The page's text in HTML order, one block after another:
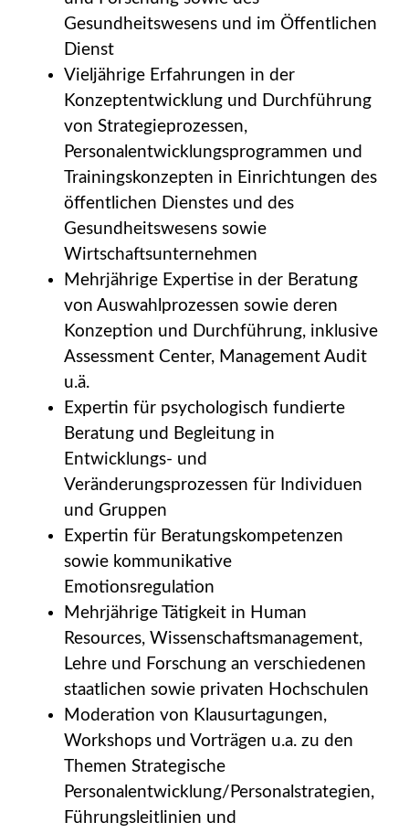
Gesundheitswesens und im Öffentlichen
Dienst
Vieljährige Erfahrungen in der
Konzeptentwicklung und Durchführung
von Strategieprozessen,
Personalentwicklungsprogrammen und
Trainingskonzepten in Einrichtungen des
öffentlichen Dienstes und des
Gesundheitswesens sowie
Wirtschaftsunternehmen
Mehrjährige Expertise in der Beratung
von Auswahlprozessen sowie deren
Konzeption und Durchführung, inklusive
Assessment Center, Management Audit
u.ä.
Expertin für psychologisch fundierte
Beratung und Begleitung in
Entwicklungs- und
Veränderungsprozessen für Individuen
und Gruppen
Expertin für Beratungskompetenzen
sowie kommunikative
Emotionsregulation
Mehrjährige Tätigkeit in Human
Resources, Wissenschaftsmanagement,
Lehre und Forschung an verschiedenen
staatlichen sowie privaten Hochschulen
Moderation von Klausurtagungen,
Workshops und Vorträgen u.a. zu den
Themen Strategische
Personalentwicklung/Personalstrategien,
Führungsleitlinien und